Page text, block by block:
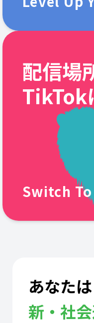
配信場
TikTok
Switch
あなたは
新・社